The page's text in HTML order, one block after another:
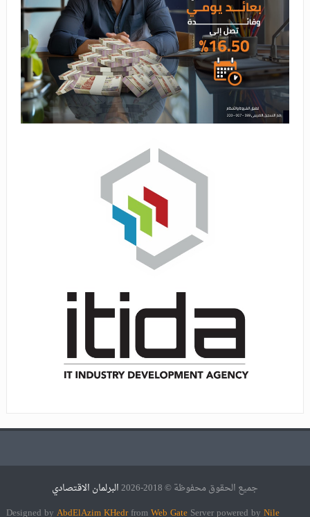
جميع الحقوق محفوظة © 2018-2026
البرلمان الاقتصادي
Designed by AbdElAzim KHedrfromWeb Gate Server powered by Nile